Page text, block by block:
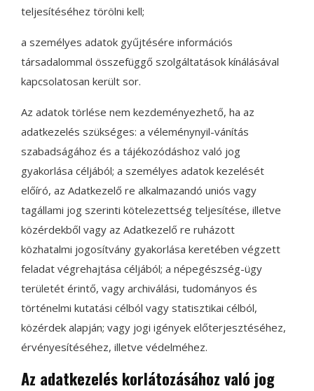
teljesítéséhez törölni kell;
a személyes adatok gyűjtésére információs
társadalommal összefüggő szolgáltatások kínálásával
kapcsolatosan került sor.
Az adatok törlése nem kezdeményezhető, ha az
adatkezelés szükséges: a véleménynyil-vánítás
szabadságához és a tájékozódáshoz való jog
gyakorlása céljából; a személyes adatok kezelését
előíró, az Adatkezelő re alkalmazandó uniós vagy
tagállami jog szerinti kötelezettség teljesítése, illetve
közérdekből vagy az Adatkezelő re ruházott
közhatalmi jogosítvány gyakorlása keretében végzett
feladat végrehajtása céljából; a népegészség-ügy
területét érintő, vagy archiválási, tudományos és
történelmi kutatási célból vagy statisztikai célból,
közérdek alapján; vagy jogi igények előterjesztéséhez,
érvényesítéséhez, illetve védelméhez.
Az adatkezelés korlátozásához való jog